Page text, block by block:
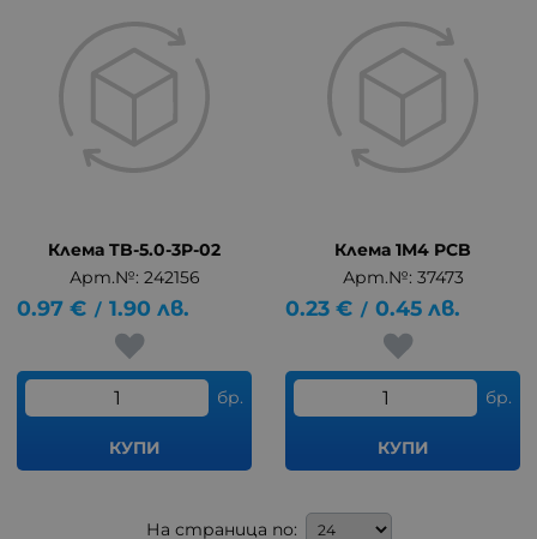
Клема TB-5.0-3P-02
Арт.№: 242156
0.97 € / 1.90 лв.
бр.
КУПИ
Клема 1M4 PCB
Арт.№: 37473
0.23 € / 0.45 лв.
бр.
КУПИ
На страница по: